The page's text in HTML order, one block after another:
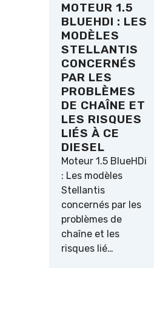
MOTEUR 1.5
BLUEHDI : LES
MODÈLES
STELLANTIS
CONCERNÉS
PAR LES
PROBLÈMES
DE CHAÎNE ET
LES RISQUES
LIÉS À CE
DIESEL
Moteur 1.5 BlueHDi
: Les modèles
Stellantis
concernés par les
problèmes de
chaîne et les
risques lié…